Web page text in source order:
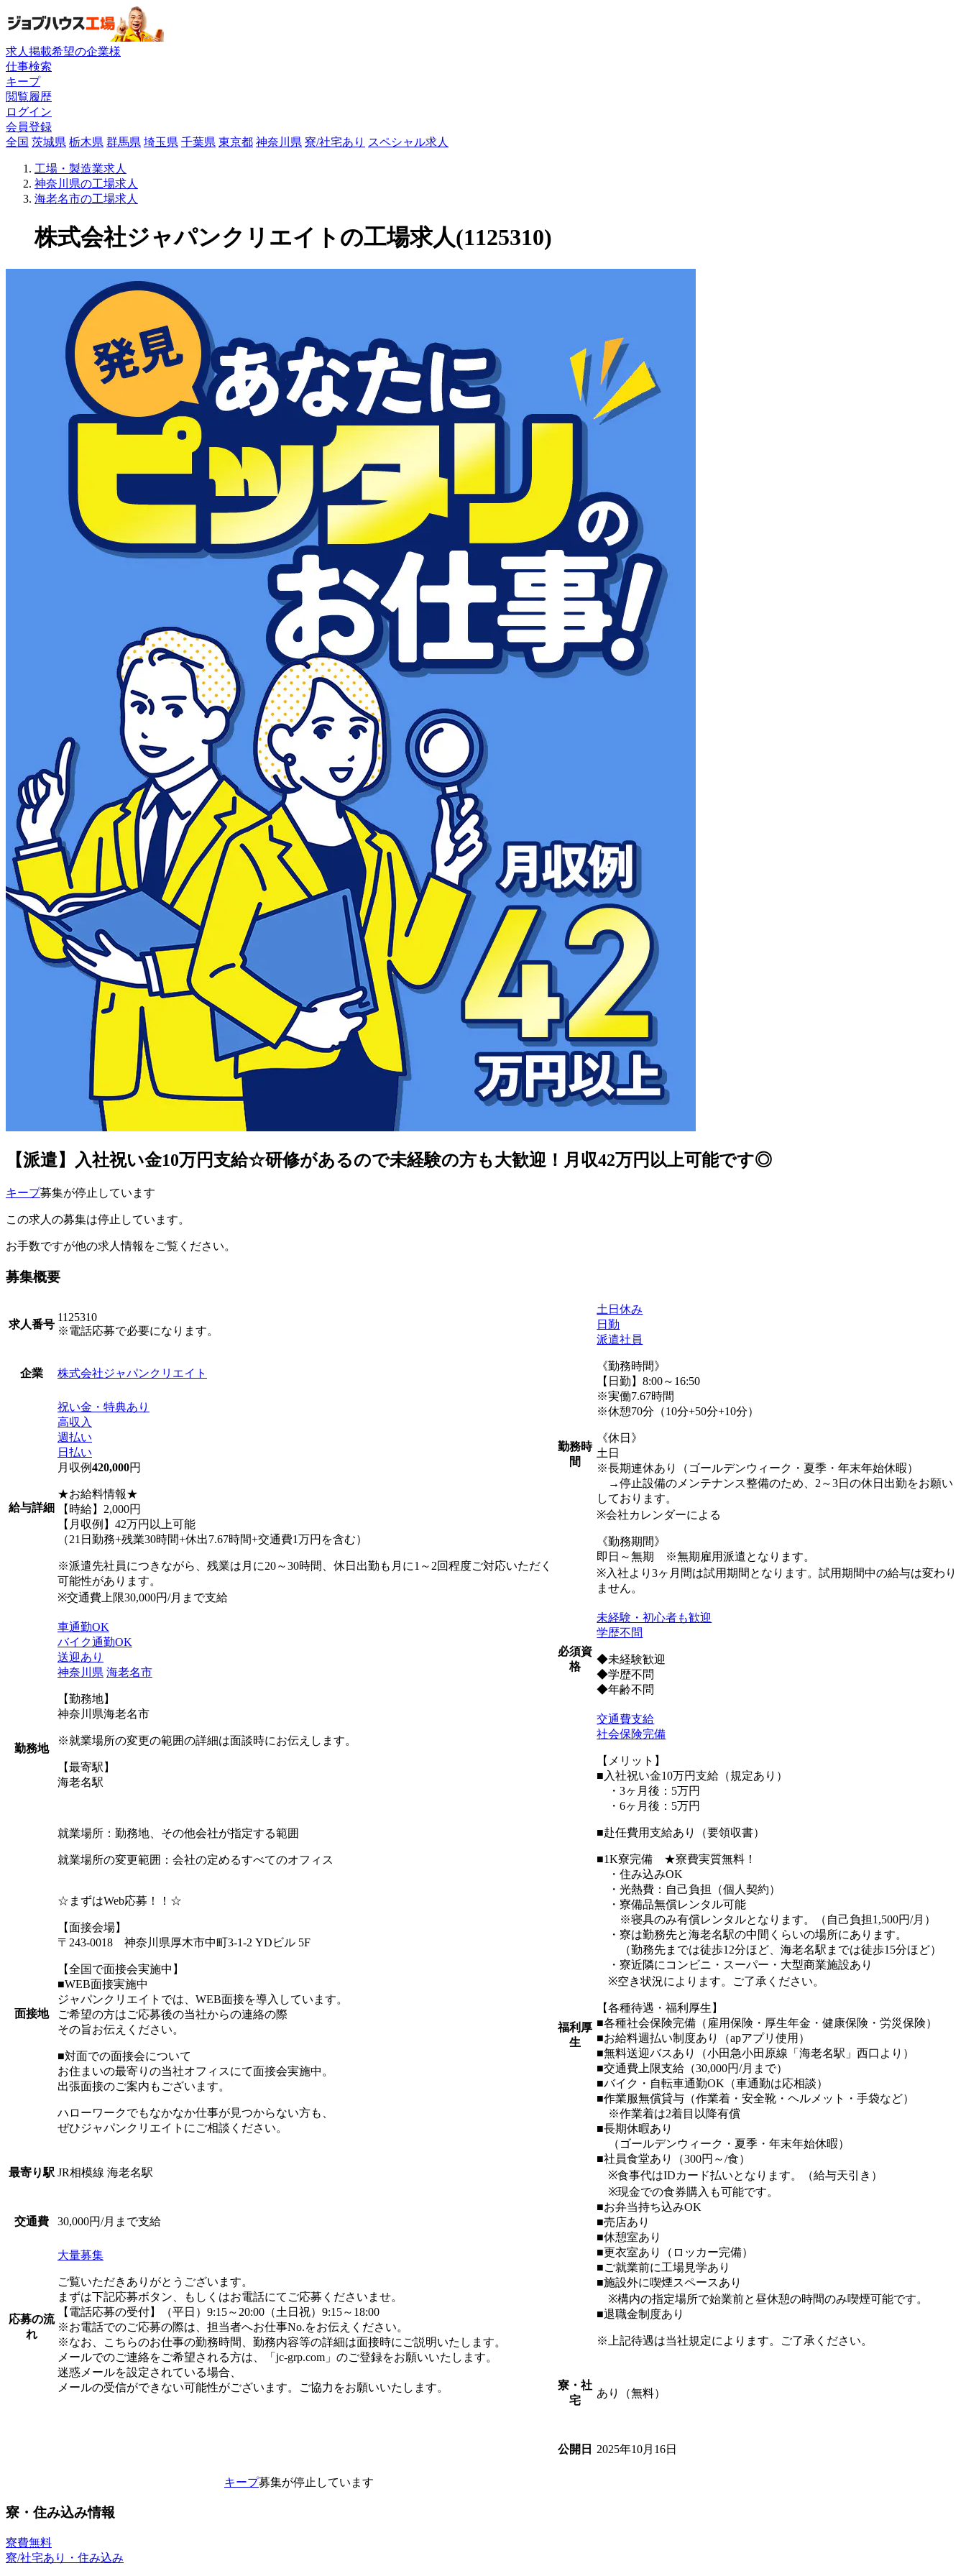
求人掲載希望の企業様
仕事検索
キープ
閲覧履歴
ログイン
会員登録
全国 茨城県 栃木県 群馬県 埼玉県 千葉県 東京都 神奈川県 寮/社宅あり スペシャル求人
工場・製造業求人
神奈川県の工場求人
海老名市の工場求人
株式会社ジャパンクリエイトの工場求人(1125310)
【派遣】入社祝い金10万円支給☆研修があるので未経験の方も大歓迎！月収42万円以上可能です◎
キープ募集が停止しています
この求人の募集は停止しています。
お手数ですが他の求人情報をご覧ください。
募集概要
求人番号
1125310
※電話応募で必要になります。
企業 株式会社ジャパンクリエイト
給与詳細
祝い金・特典あり
高収入
週払い
日払い
月収例420,000円
★お給料情報★
【時給】2,000円
【月収例】42万円以上可能
（21日勤務+残業30時間+休出7.67時間+交通費1万円を含む）
※派遣先社員につきながら、残業は月に20～30時間、休日出勤も月に1～2回程度ご対応いただく
可能性があります。
※交通費上限30,000円/月まで支給
勤務地
車通勤OK
バイク通勤OK
送迎あり
神奈川県 海老名市
【勤務地】
神奈川県海老名市
※就業場所の変更の範囲の詳細は面談時にお伝えします。
【最寄駅】
海老名駅
就業場所：勤務地、その他会社が指定する範囲
就業場所の変更範囲：会社の定めるすべてのオフィス
面接地
☆まずはWeb応募！！☆
【面接会場】
〒243-0018 神奈川県厚木市中町3-1-2 YDビル 5F
【全国で面接会実施中】
■WEB面接実施中
ジャパンクリエイトでは、WEB面接を導入しています。
ご希望の方はご応募後の当社からの連絡の際
その旨お伝えください。
■対面での面接会について
お住まいの最寄りの当社オフィスにて面接会実施中。
出張面接のご案内もございます。
ハローワークでもなかなか仕事が見つからない方も、
ぜひジャパンクリエイトにご相談ください。
最寄り駅 JR相模線 海老名駅
交通費 30,000円/月まで支給
応募の流
れ
大量募集
ご覧いただきありがとうございます。
まずは下記応募ボタン、もしくはお電話にてご応募くださいませ。
【電話応募の受付】（平日）9:15～20:00（土日祝）9:15～18:00
※お電話でのご応募の際は、担当者へお仕事No.をお伝えください。
※なお、こちらのお仕事の勤務時間、勤務内容等の詳細は面接時にご説明いたします。
メールでのご連絡をご希望される方は、「jc-grp.com」のご登録をお願いいたします。
迷惑メールを設定されている場合、
メールの受信ができない可能性がございます。ご協力をお願いいたします。
勤務時
間
土日休み
日勤
派遣社員
《勤務時間》
【日勤】8:00～16:50
※実働7.67時間
※休憩70分（10分+50分+10分）
《休日》
土日
※長期連休あり（ゴールデンウィーク・夏季・年末年始休暇）
→停止設備のメンテナンス整備のため、2～3日の休日出勤をお願い
しております。
※会社カレンダーによる
《勤務期間》
即日～無期 ※無期雇用派遣となります。
※入社より3ヶ月間は試用期間となります。試用期間中の給与は変わり
ません。
必須資
格
未経験・初心者も歓迎
学歴不問
◆未経験歓迎
◆学歴不問
◆年齢不問
福利厚
生
交通費支給
社会保険完備
【メリット】
■入社祝い金10万円支給（規定あり）
・3ヶ月後：5万円
・6ヶ月後：5万円
■赴任費用支給あり（要領収書）
■1K寮完備 ★寮費実質無料！
・住み込みOK
・光熱費：自己負担（個人契約）
・寮備品無償レンタル可能
※寝具のみ有償レンタルとなります。（自己負担1,500円/月）
・寮は勤務先と海老名駅の中間くらいの場所にあります。
（勤務先までは徒歩12分ほど、海老名駅までは徒歩15分ほど）
・寮近隣にコンビニ・スーパー・大型商業施設あり
※空き状況によります。ご了承ください。
【各種待遇・福利厚生】
■各種社会保険完備（雇用保険・厚生年金・健康保険・労災保険）
■お給料週払い制度あり（apアプリ使用）
■無料送迎バスあり（小田急小田原線「海老名駅」西口より）
■交通費上限支給（30,000円/月まで）
■バイク・自転車通勤OK（車通勤は応相談）
■作業服無償貸与（作業着・安全靴・ヘルメット・手袋など）
※作業着は2着目以降有償
■長期休暇あり
（ゴールデンウィーク・夏季・年末年始休暇）
■社員食堂あり（300円～/食）
※食事代はIDカード払いとなります。（給与天引き）
※現金での食券購入も可能です。
■お弁当持ち込みOK
■売店あり
■休憩室あり
■更衣室あり（ロッカー完備）
■ご就業前に工場見学あり
■施設外に喫煙スペースあり
※構内の指定場所で始業前と昼休憩の時間のみ喫煙可能です。
■退職金制度あり
※上記待遇は当社規定によります。ご了承ください。
寮・社
宅
あり（無料）
公開日 2025年10月16日
キープ募集が停止しています
寮・住み込み情報
寮費無料
寮/社宅あり・住み込み